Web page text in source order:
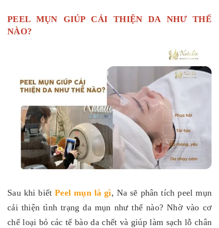
PEEL MỤN GIÚP CẢI THIỆN DA NHƯ THẾ
NÀO?
Sau khi biếtPeel mụn là gì, Na sẽ phân tích peel mụn
cải thiện tình trạng da mụn như thế nào? Nhờ vào cơ
chế loại bỏ các tế bào da chết và giúp làm sạch lỗ chân